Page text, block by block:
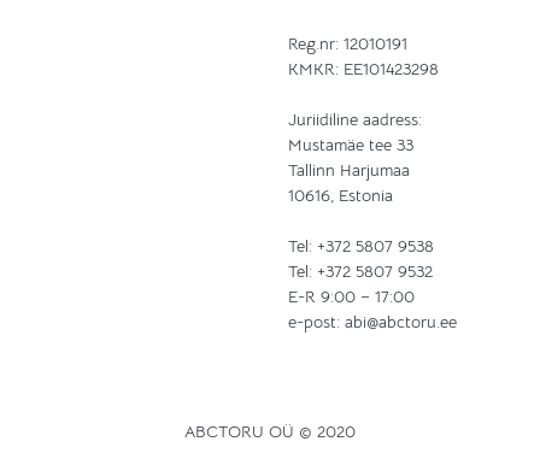
Reg.nr: 12010191
KMKR: EE101423298
Juriidiline aadress:
Mustamäe tee 33
Tallinn Harjumaa
10616, Estonia
Tel: +372 5807 9538
Tel: +372 5807 9532
E-R 9:00 – 17:00
e-post: abi@abctoru.ee
ABCTORU OÜ © 2020